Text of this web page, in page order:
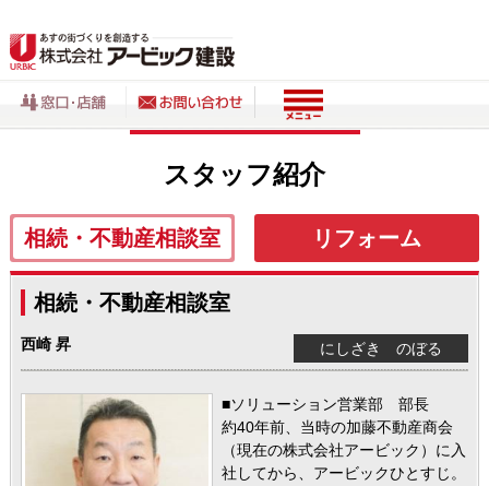
スタッフ紹介
相続・不動産相談室 リフォーム
相続・不動産相談室
にしざき のぼる
西崎 昇
■ソリューション営業部 部長
約40年前、当時の加藤不動産商会
（現在の株式会社アービック）に入
社してから、アービックひとすじ。